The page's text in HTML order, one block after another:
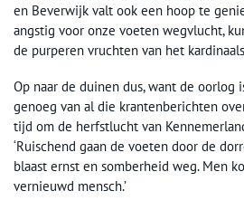
en Beverwijk valt ook een hoop te
angstig voor onze voeten wegvlucht,
de purperen vruchten van het
Op naar de duinen dus, want de oorlog
genoeg van al die krantenberichten
tijd om de herfstlucht van
‘Ruischend gaan de voeten door de
blaast ernst en somberheid weg. Men
vernieuwd mensch.’